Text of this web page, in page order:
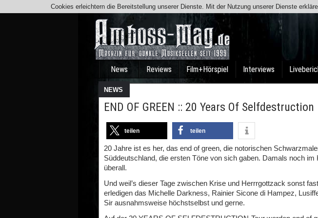
News Reviews Film+Hörspiel Interviews
NEWS
END OF GREEN :: 20 Years Of Selfdestruction
teilen teilen
20 Jahre ist es her, das end of green, die notorischen
Süddeutschland, die ersten Töne von sich gaben. Damals noch im
überall.
Und weil’s dieser Tage zwischen Krise und Herrrgottzack sonst
erledigen das Michelle Darkness, Rainier Sicone di Hampez,
Sir ausnahmsweise höchstselbst und gerne.
Cookies erleichtern die Bereitstellung unserer Dienste. Mit der Nutzung unserer Dienste